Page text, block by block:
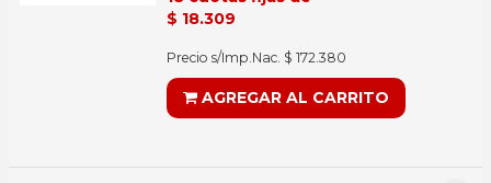
$ 18.309
Precio s/Imp.Nac. $ 172.380
AGREGAR AL CARRITO